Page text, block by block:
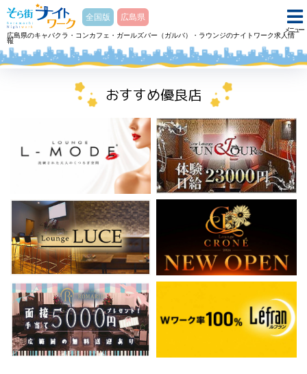
メニュー
そら街ナイトワーク
全国版
広島県
広島県のキャバクラ・コンカフェ・ガールズバー（ガルバ）・ラウンジのナイトワーク求人情
報
ホーム ラウンジ Lounge LUCEラウンジ ルーチェのアルバイト・求人
おすすめ優良店